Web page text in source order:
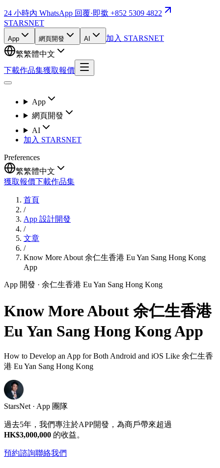
24 小時內 WhatsApp 回覆·即撳 +852 5309 4822
STARSNET
App 網頁開發 AI
加入 STARSNET
繁繁體中文
下載作品集獲取報價
App
網頁開發
AI
加入 STARSNET
Preferences
繁繁體中文
獲取報價下載作品集
首頁
/
App 設計開發
/
文章
/
Know More About 余仁生香港 Eu Yan Sang Hong Kong
App
App 開發 · 余仁生香港 Eu Yan Sang Hong Kong
Know More About 余仁生香港
Eu Yan Sang Hong Kong App
How to Develop an App for Both Android and iOS Like 余仁生香
港 Eu Yan Sang Hong Kong
StarsNet · App 團隊
過去5年，我們專注於APP開發，為商戶帶來超過
HK$3,000,000 的收益。
預約諮詢聯絡我們